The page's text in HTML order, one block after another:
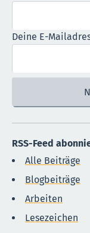
Deine E-
RSS-Feed
Alle Beiträge
Blogbeiträge
Arbeiten
Lesezeichen